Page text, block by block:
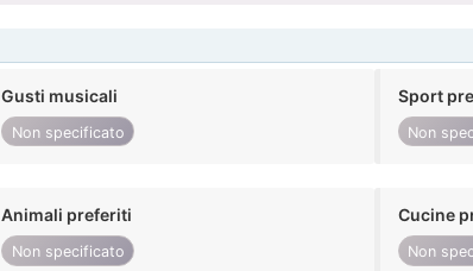
Gusti musicali
Non specificato
Sport
Non
Animali preferiti
Non specificato
Cucine
Non